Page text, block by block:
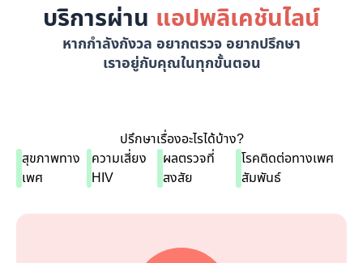
บริการผ่าน แอปพลิเคชันไลน์
หากกำลังกังวล อยากตรวจ อยากปรึกษา
เราอยู่กับคุณในทุกขั้นตอน
ปรึกษาเรื่องอะไรได้บ้าง?
สุขภาพทาง
เพศ
ความเสี่ยง
HIV
ผลตรวจที่
สงสัย
โรคติดต่อทางเพศ
สัมพันธ์